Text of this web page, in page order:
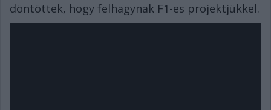
döntöttek, hogy felhagynak F1-es projektjükkel.